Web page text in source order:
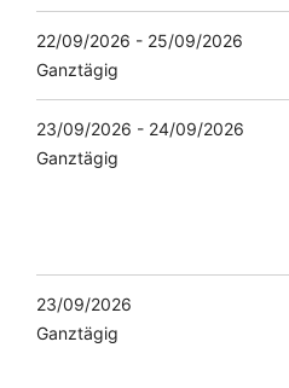
22/09/2026 - 25/09/2026
Ganztägig
23/09/2026 - 24/09/2026
Ganztägig
23/09/2026
Ganztägig